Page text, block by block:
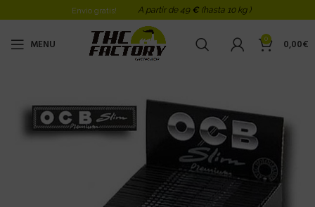
Envio gratis! A partir de 49 € (hasta 10 kg )
MENU 0 0,00€